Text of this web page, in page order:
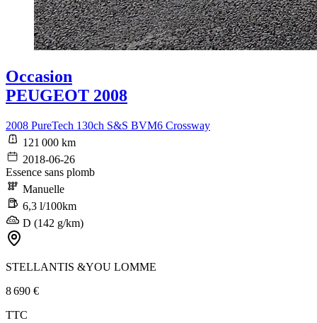
Occasion
PEUGEOT 2008
2008 PureTech 130ch S&S BVM6 Crossway
121 000 km
2018-06-26
Essence sans plomb
Manuelle
6,3 l/100km
D (142 g/km)
STELLANTIS &YOU LOMME
8 690 €
TTC